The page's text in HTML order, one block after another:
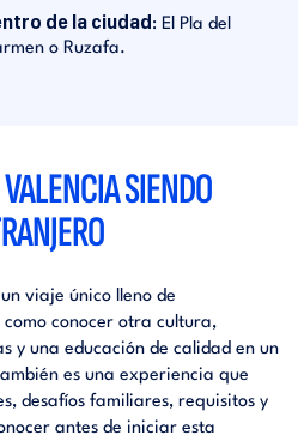
de la ciudad: El Pla del
o Ruzafa.
SIENDO
viaje único lleno de
conocer otra cultura,
y una educación de calidad en un
es una experiencia que
desafíos familiares, requisitos y
antes de iniciar esta